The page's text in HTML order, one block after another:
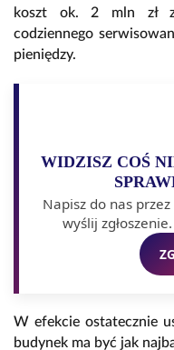
koszt ok. 2 mln zł
codziennego
pieniędzy.
WIDZISZ COŚ
Napisz do nas przez
wyślij
W efekcie ostatecznie
budynek ma być jak